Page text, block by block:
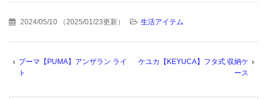
2024/05/10 （ 2025/01/23更新） 生活アイテム
プーマ【PUMA】アンザラン ライ
ト
ケユカ【KEYUCA】フタ式 収納ケ
ース